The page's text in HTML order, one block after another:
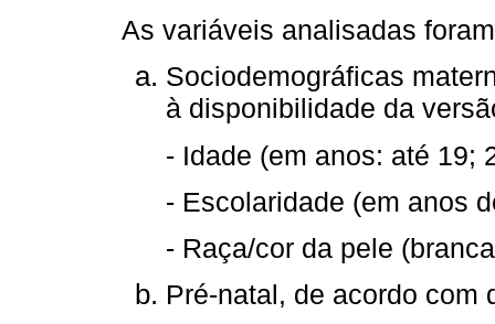
As variáveis analisadas
Sociodemográficas
à disponibilidade da
- Idade (em anos: até 19;
- Escolaridade (em anos
- Raça/cor da pele
Pré-natal, de acordo com